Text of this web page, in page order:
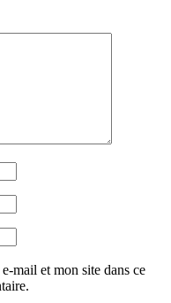
mail et mon site dans ce